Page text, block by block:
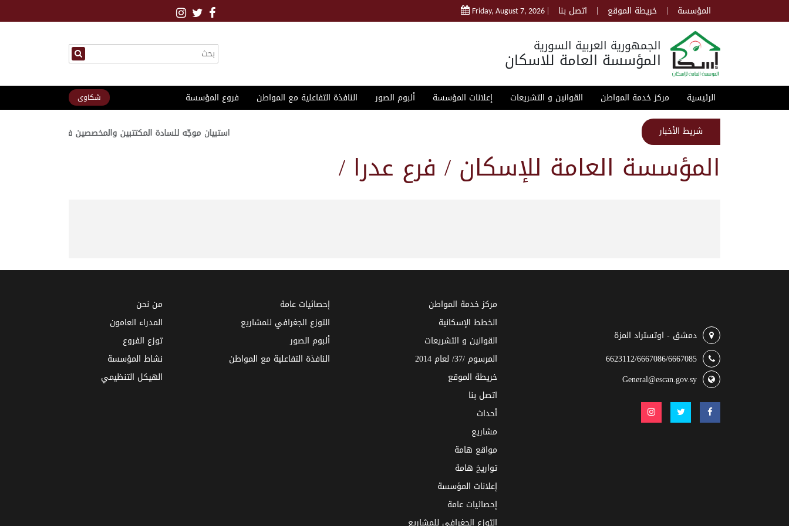
المؤسسة | خريطة الموقع | اتصل بنا |
Friday, August 7, 2026
الجمهورية العربية السورية
المؤسسة العامة للاسكان
الرئيسية مركز خدمة المواطن القوانين و التشريعات إعلانات المؤسسة ألبوم الصور النافذة التفاعلية مع المواطن فروع المؤسسة شكاوى
شريط الأخبار استبيان موجّه للسادة المكتتبين والمخصصين في مشروع مدينة
المؤسسة العامة للإسكان / فرع عدرا /
دمشق - اوتستراد المزة
6623112/6667086/6667085
General@escan.gov.sy
مركز خدمة المواطن
الخطط الإسكانية
القوانين و التشريعات
المرسوم /37/ لعام 2014
خريطة الموقع
اتصل بنا
أحداث
مشاريع
مواقع هامة
تواريخ هامة
إعلانات المؤسسة
إحصائيات عامة
التوزع الجغرافي للمشاريع
إحصائيات عامة
التوزع الجغرافي للمشاريع
ألبوم الصور
النافذة التفاعلية مع المواطن
من نحن
المدراء العامون
توزع الفروع
نشاط المؤسسة
الهيكل التنظيمي